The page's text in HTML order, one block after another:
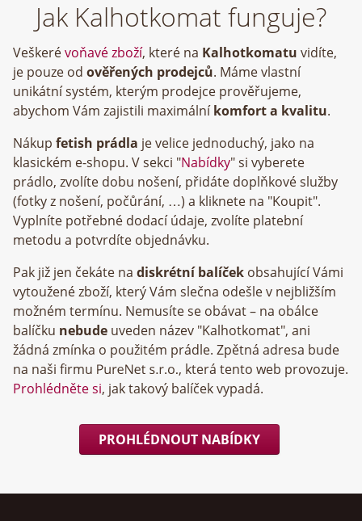
Jak Kalhotkomat funguje?
Veškerévoňavé zboží, které na Kalhotkomatu vidíte,
je pouze od ověřených prodejců. Máme vlastní
unikátní systém, kterým prodejce prověřujeme,
abychom Vám zajistili maximálníkomfort a kvalitu.
Nákup fetish prádla je velice jednoduchý, jako na
klasickém e-shopu. V sekci "Nabídky" si vyberete
prádlo, zvolíte dobu nošení, přidáte doplňkové služby
(fotky z nošení, počůrání, …) a kliknete na "Koupit".
Vyplníte potřebné dodací údaje, zvolíte platební
metodu a potvrdíte objednávku.
Pak již jen čekáte na diskrétní balíček obsahující Vámi
vytoužené zboží, který Vám slečna odešle v nejbližším
možném termínu. Nemusíte se obávat – na obálce
balíčku nebude uveden název "Kalhotkomat", ani
žádná zmínka o použitém prádle. Zpětná adresa bude
na naši firmu
, která tento web provozuje.
Prohlédněte si, jak takový balíček vypadá.
PROHLÉDNOUT NABÍDKY